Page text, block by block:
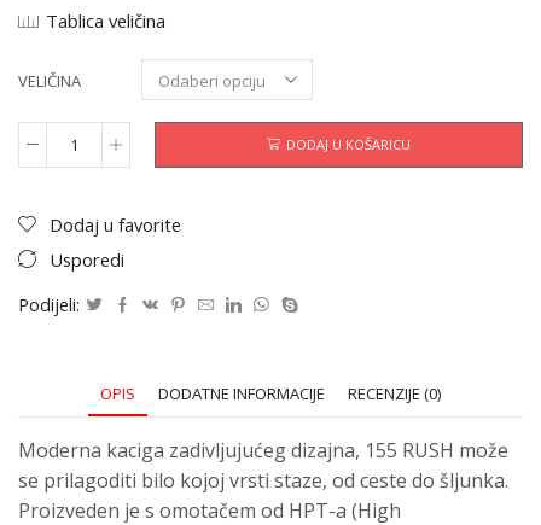
Tablica veličina
VELIČINA
DODAJ U KOŠARICU
Dodaj u favorite
Usporedi
Podijeli:
OPIS DODATNE INFORMACIJE RECENZIJE (0)
Moderna kaciga zadivljujućeg dizajna, 155 RUSH može
se prilagoditi bilo kojoj vrsti staze, od ceste do šljunka.
Proizveden je s omotačem od HPT-a (High